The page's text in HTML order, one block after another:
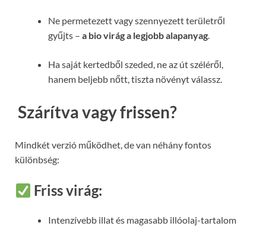
Ne permetezett vagy szennyezett területről
gyűjts – a bio virág a legjobb alapanyag.
Ha saját kertedből szeded, ne az út széléről,
hanem beljebb nőtt, tiszta növényt válassz.
️ Szárítva vagy frissen?
Mindkét verzió működhet, de van néhány fontos
különbség:
Friss virág:
Intenzívebb illat és magasabb illóolaj-tartalom